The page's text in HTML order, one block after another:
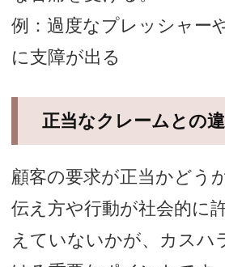
例：過度なプレッシャー
に支障が出る
正当なクレームとの
顧客の要求が正当かどう
伝え方や行動が社会的に
えていないかが、カスハ